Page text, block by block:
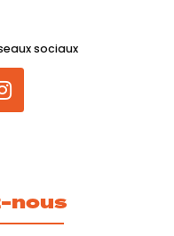
sociaux
nous